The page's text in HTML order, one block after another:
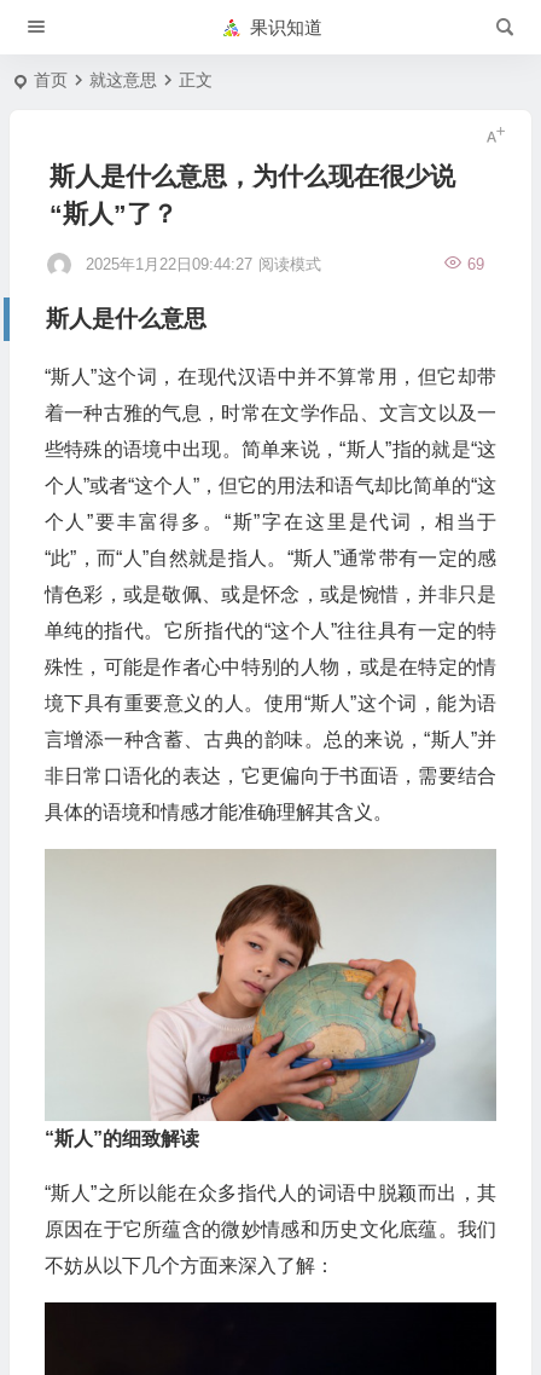
果识知道
首页 就这意思 正文
斯人是什么意思，为什么现在很少说
“斯人”了？
2025年1月22日09:44:27 69
阅读模式
斯人是什么意思
“斯人”这个词，在现代汉语中并不算常用，但它却带
着一种古雅的气息，时常在文学作品、文言文以及一
些特殊的语境中出现。简单来说，“斯人”指的就是“这
个人”或者“这个人”，但它的用法和语气却比简单的“这
个人”要丰富得多。“斯”字在这里是代词，相当于
“此”，而“人”自然就是指人。“斯人”通常带有一定的感
情色彩，或是敬佩、或是怀念，或是惋惜，并非只是
单纯的指代。它所指代的“这个人”往往具有一定的特
殊性，可能是作者心中特别的人物，或是在特定的情
境下具有重要意义的人。使用“斯人”这个词，能为语
言增添一种含蓄、古典的韵味。总的来说，“斯人”并
非日常口语化的表达，它更偏向于书面语，需要结合
具体的语境和情感才能准确理解其含义。
“斯人”的细致解读
“斯人”之所以能在众多指代人的词语中脱颖而出，其
原因在于它所蕴含的微妙情感和历史文化底蕴。我们
不妨从以下几个方面来深入了解：